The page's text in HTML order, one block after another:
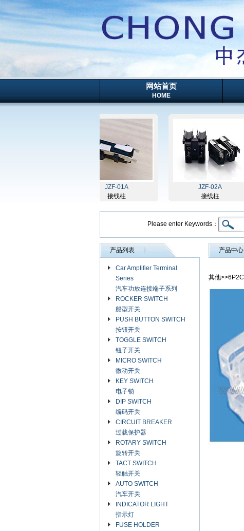
网站首页
HOME
JZF-01A
接线柱
JZF-02A
接线柱
Please enter Keywords：
产品列表
Car Amplifier Terminal
Series
汽车功放连接端子系列
ROCKER SWITCH
船型开关
PUSH BUTTON SWITCH
按钮开关
TOGGLE SWITCH
钮子开关
MICRO SWITCH
微动开关
KEY SWITCH
电子锁
DIP SWITCH
编码开关
CIRCUIT BREAKER
过载保护器
ROTARY SWITCH
旋转开关
TACT SWITCH
轻触开关
AUTO SWITCH
汽车开关
INDICATOR LIGHT
指示灯
FUSE HOLDER
产品中心
其他>>6P2C